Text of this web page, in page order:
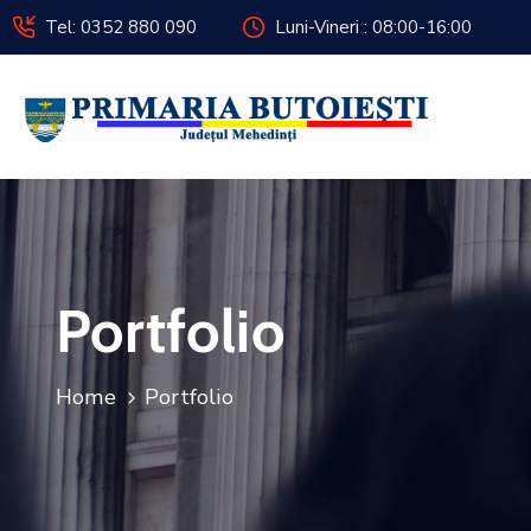
Tel: 0352 880 090 Luni-Vineri : 08:00-16:00
Portfolio
Home Portfolio